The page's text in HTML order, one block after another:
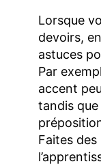
Lorsque
devoirs,
astuces
Par
accent
tandis que
Faites